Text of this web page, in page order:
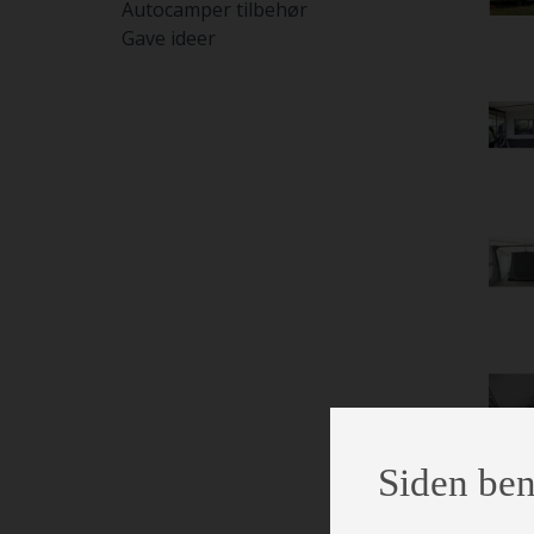
Autocamper tilbehør
Gave ideer
Siden